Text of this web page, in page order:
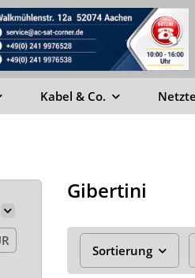
Kabel & Co.
Gibertini
Sortierung